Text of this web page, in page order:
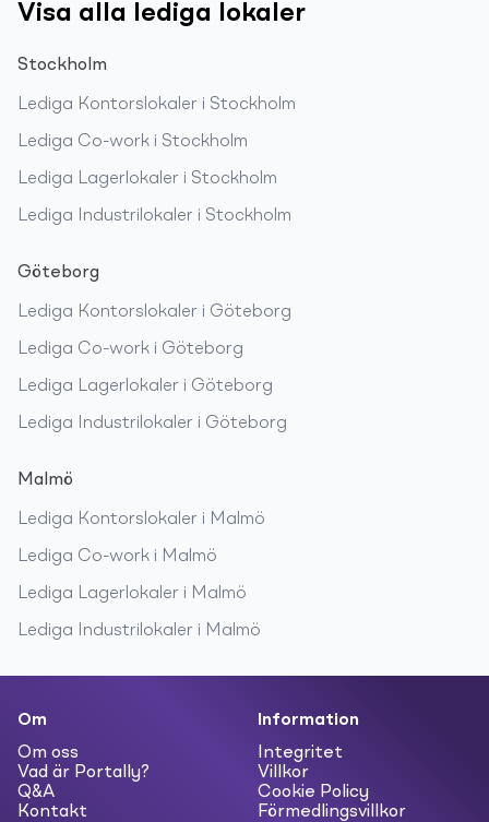
Visa alla lediga lokaler
Stockholm
Lediga Kontorslokaler i Stockholm
Lediga Co-work i Stockholm
Lediga Lagerlokaler i Stockholm
Lediga Industrilokaler i Stockholm
Göteborg
Lediga Kontorslokaler i Göteborg
Lediga Co-work i Göteborg
Lediga Lagerlokaler i Göteborg
Lediga Industrilokaler i Göteborg
Malmö
Lediga Kontorslokaler i Malmö
Lediga Co-work i Malmö
Lediga Lagerlokaler i Malmö
Lediga Industrilokaler i Malmö
Om
Om oss
Vad är Portally?
Q&A
Kontakt
Information
Integritet
Villkor
Cookie Policy
Förmedlingsvillkor